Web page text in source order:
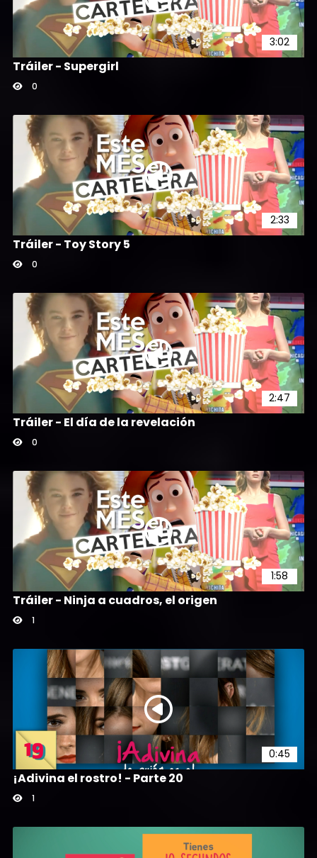
3:02
Tráiler - Supergirl
0
2:33
Tráiler - Toy Story 5
0
2:47
Tráiler - El día de la revelación
0
1:58
Tráiler - Ninja a cuadros, el origen
1
0:45
¡Adivina el rostro! - Parte 20
1